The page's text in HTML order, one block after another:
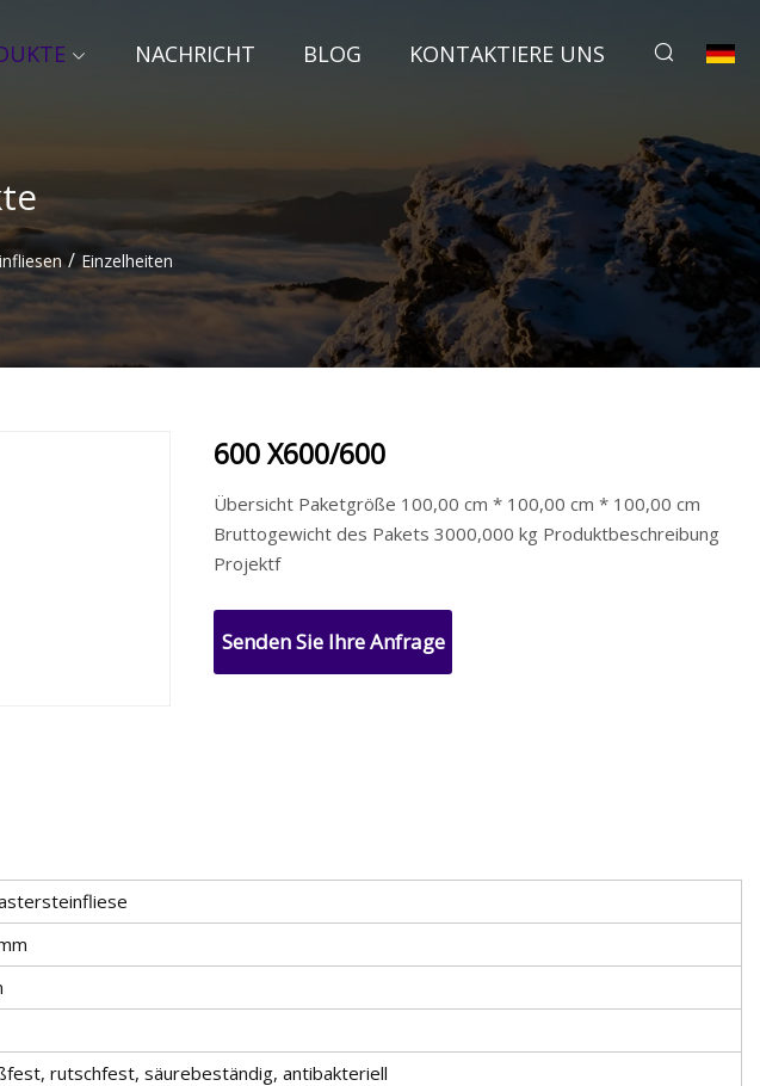
NACHRICHT BLOG KONTAKTIERE UNS
/ Einzelheiten
600 X600/600
Übersicht Paketgröße 100,00 cm * 100,00 cm * 100,00 cm
Bruttogewicht des Pakets 3000,000 kg Produktbeschreibung
Projektf
Senden Sie Ihre Anfrage
rutschfest, säurebeständig, antibakteriell